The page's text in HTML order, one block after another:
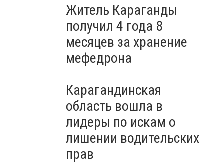
Житель Караганды
получил 4 года 8
месяцев за хранение
мефедрона
Карагандинская
область вошла в
лидеры по искам о
лишении водительских
прав